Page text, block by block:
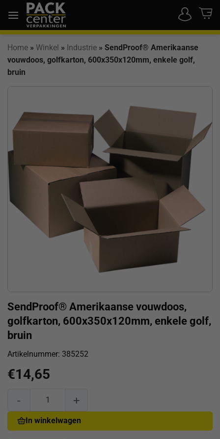
naar
inhoud
Home » Winkel » Industrie » SendProof® Amerikaanse
vouwdoos, golfkarton, 600x350x120mm, enkele golf,
bruin
SendProof® Amerikaanse vouwdoos,
golfkarton, 600x350x120mm, enkele golf,
bruin
Artikelnummer: 385252
€14,65
SendProof® Amerikaanse vouwdoos, golfkarton,
In winkelwagen